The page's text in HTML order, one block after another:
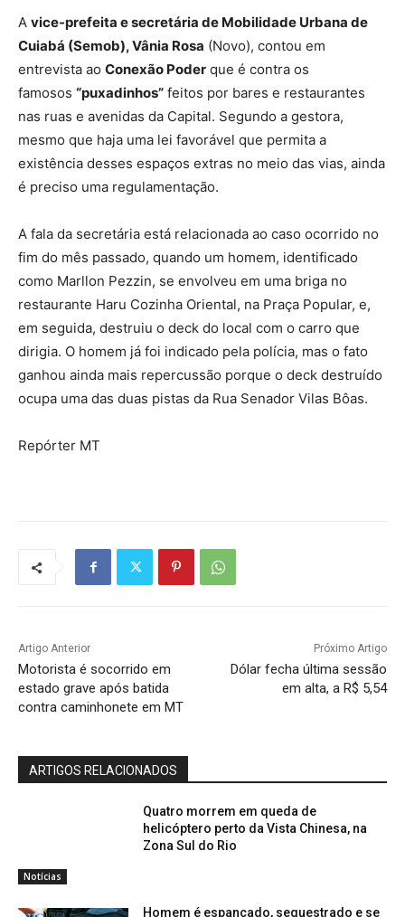
A vice-prefeita e secretária de Mobilidade Urbana de
Cuiabá (Semob), Vânia Rosa (Novo), contou em
entrevista ao Conexão Poder que é contra os
famosos “puxadinhos” feitos por bares e restaurantes
nas ruas e avenidas da Capital. Segundo a gestora,
mesmo que haja uma lei favorável que permita a
existência desses espaços extras no meio das vias, ainda
é preciso uma regulamentação.
A fala da secretária está relacionada ao caso ocorrido no
fim do mês passado, quando um homem, identificado
como Marllon Pezzin, se envolveu em uma briga no
restaurante Haru Cozinha Oriental, na Praça Popular, e,
em seguida, destruiu o deck do local com o carro que
dirigia. O homem já foi indicado pela polícia, mas o fato
ganhou ainda mais repercussão porque o deck destruído
ocupa uma das duas pistas da Rua Senador Vilas Bôas.
Repórter MT
Artigo Anterior
Motorista é socorrido em
estado grave após batida
contra caminhonete em MT
Próximo Artigo
Dólar fecha última sessão
em alta, a R$ 5,54
ARTIGOS RELACIONADOS
Notícias
Quatro morrem em queda de
helicóptero perto da Vista Chinesa, na
Zona Sul do Rio
Homem é espancado, sequestrado e se